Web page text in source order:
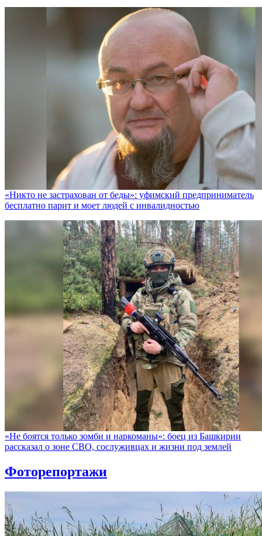
«Никто не заcтрахован от беды»: уфимский предприниматель
бесплатно парит и моет людей с инвалидностью
«Не боятся только зомби и наркоманы»: боец из Башкирии
рассказал о зоне СВО, сослуживцах и жизни под землей
Фоторепортажи